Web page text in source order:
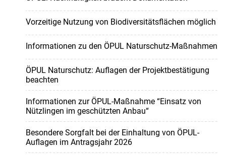
Vorzeitige Nutzung von Biodiversitätsflächen möglich
Informationen zu den ÖPUL Naturschutz-Maßnahmen
ÖPUL Naturschutz: Auflagen der Projektbestätigung
beachten
Informationen zur ÖPUL-Maßnahme “Einsatz von
Nützlingen im geschützten Anbau“
Besondere Sorgfalt bei der Einhaltung von ÖPUL-
Auflagen im Antragsjahr 2026